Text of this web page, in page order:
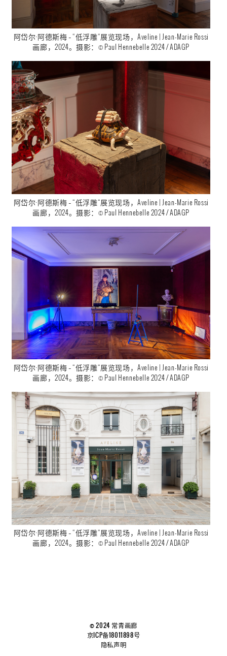
阿岱尔·阿德斯梅 – “低浮雕“展览现场，Aveline | Jean-Marie Rossi
画廊，2024。摄影：© Paul Hennebelle 2024 / ADAGP
阿岱尔·阿德斯梅 – “低浮雕“展览现场，Aveline | Jean-Marie Rossi
画廊，2024。摄影：© Paul Hennebelle 2024 / ADAGP
阿岱尔·阿德斯梅 – “低浮雕“展览现场，Aveline | Jean-Marie Rossi
画廊，2024。摄影：© Paul Hennebelle 2024 / ADAGP
阿岱尔·阿德斯梅 – “低浮雕“展览现场，Aveline | Jean-Marie Rossi
画廊，2024。摄影：© Paul Hennebelle 2024 / ADAGP
© 2024 常青画廊
京ICP备18011898号
隐私声明